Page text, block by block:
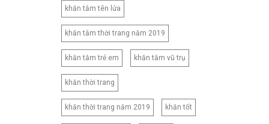
khăn tắm tên lửa
khăn tắm thời trang năm 2019
khăn tắm trẻ em khăn tắm vũ trụ
khăn thời trang
khăn thời trang năm 2019 khăn tốt